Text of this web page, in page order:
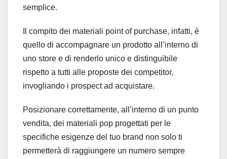
semplice.
Il compito dei materiali point of purchase, infatti, è
quello di accompagnare un prodotto all’interno di
uno store e di renderlo unico e distinguibile
rispetto a tutti alle proposte dei competitor,
invogliando i prospect ad acquistare.
Posizionare correttamente, all’interno di un punto
vendita, dei materiali pop progettati per le
specifiche esigenze del tuo brand non solo ti
permetterà di raggiungere un numero sempre